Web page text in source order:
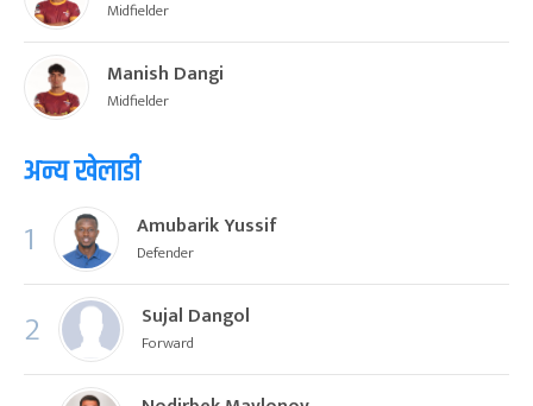
Midfielder
Manish Dangi
Midfielder
अन्य खेलाडी
1 Amubarik Yussif
Defender
2 Sujal Dangol
Forward